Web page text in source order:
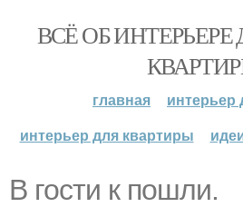
ВСЁ ОБ
главная
интерьер
интерьер для квартиры
В гости к пошли.